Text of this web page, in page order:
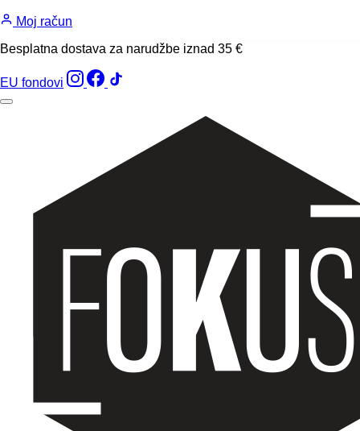
Moj račun
Besplatna dostava za narudžbe iznad 35 €
EU fondovi